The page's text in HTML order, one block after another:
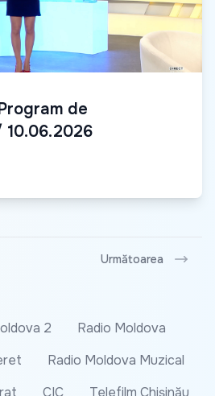
de
Următoarea
2
Radio Moldova
Radio Moldova Muzical